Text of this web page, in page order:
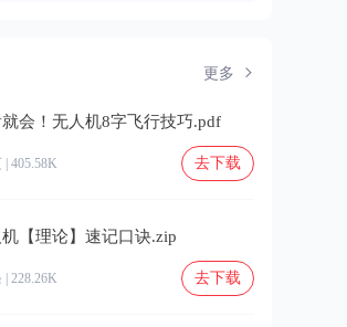
更多
会！无人机8字飞行技巧.pdf
| 405.58K 去下载
【理论】速记口诀.zip
| 228.26K 去下载